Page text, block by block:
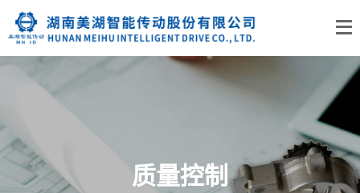
质量控制